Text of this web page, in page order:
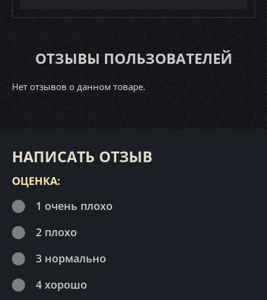
ОТЗЫВЫ ПОЛЬЗОВАТЕЛЕЙ
Нет отзывов о данном товаре.
НАПИСАТЬ ОТЗЫВ
ОЦЕНКА:
1 очень плохо
2 плохо
3 нормально
4 хорошо